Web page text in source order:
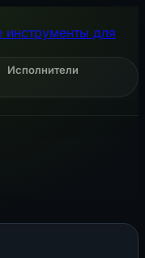
для
Исполнители